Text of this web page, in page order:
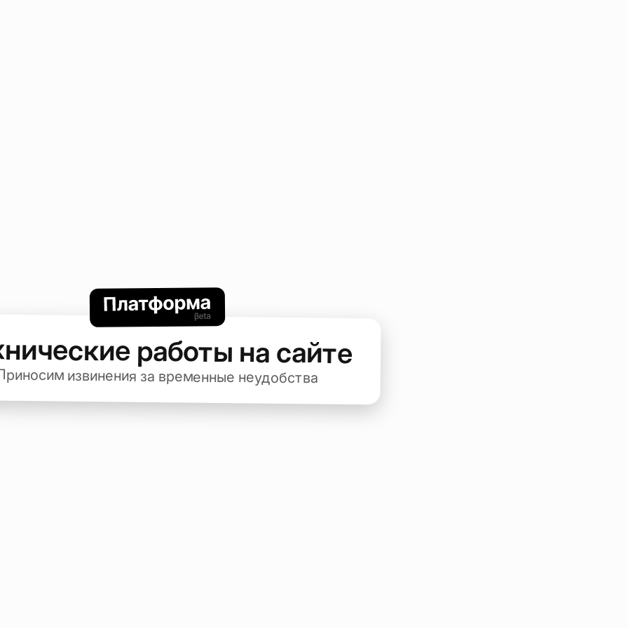
работы на сайте
извинения за временные неудобства